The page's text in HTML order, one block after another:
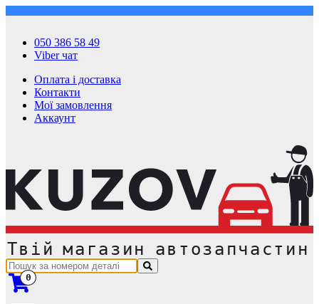
050 386 58 49
Viber чат
Оплата і доставка
Контакти
Мої замовлення
Аккаунт
0